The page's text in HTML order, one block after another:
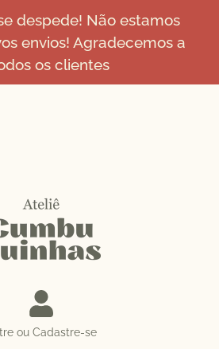
despede! Não estamos
envios! Agradecemos a
os clientes
ou Cadastre-se